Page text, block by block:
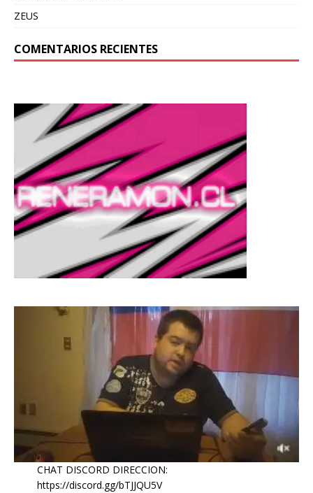
ZEUS
COMENTARIOS RECIENTES
CHAT DISCORD DIRECCION:
https://discord.gg/bTJJQU5V